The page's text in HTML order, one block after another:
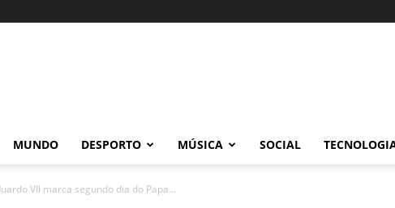
MUNDO DESPORTO MÚSICA SOCIAL
VII marca segundo dia do Papa...